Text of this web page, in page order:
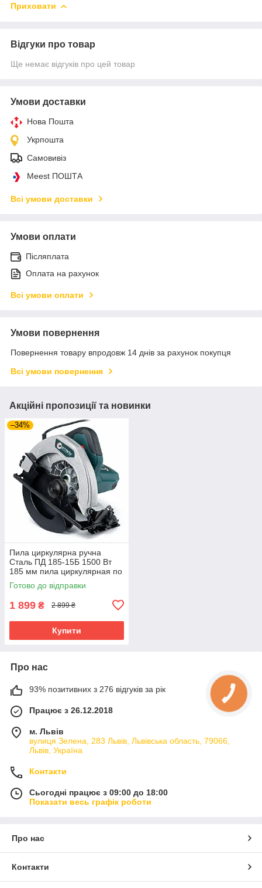
Приховати
Відгуки про товар
Ще немає відгуків про цей товар
Умови доставки
Нова Пошта
Укрпошта
Самовивіз
Meest ПОШТА
Всі умови доставки
Умови оплати
Післяплата
Оплата на рахунок
Всі умови оплати
Умови повернення
Повернення товару впродовж 14 днів за рахунок покупця
Всі умови повернення
Акційні пропозиції та новинки
–34%
Пила циркулярна ручна
Сталь ПД 185-15Б 1500 Вт
185 мм пила циркулярная по
дереву ручна дискова пила
Готово до відправки
1 899 ₴ 2 899 ₴
Купити
Про нас
93% позитивних з 276 відгуків за рік
Працює з 26.12.2018
м. Львів
вулиця Зелена, 283 Львів, Львівська область, 79066,
Львів, Україна
Контакти
Сьогодні працює з 09:00 до 18:00
Показати весь графік роботи
Про нас
Контакти